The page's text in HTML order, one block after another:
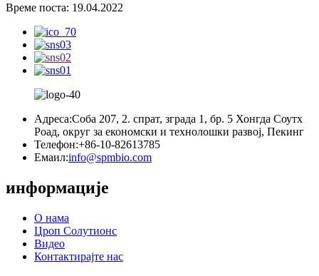
Време поста: 19.04.2022
Адреса:Соба 207, 2. спрат, зграда 1, бр. 5 Хонгда Соутх
Роад, округ за економски и технолошки развој, Пекинг
Телефон:+86-10-82613785
Емаил:info@spmbio.com
информације
О нама
Цроп Солутионс
Видео
Контактирајте нас